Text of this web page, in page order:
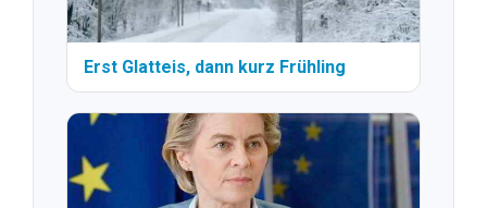
Erst Glatteis, dann kurz Frühling